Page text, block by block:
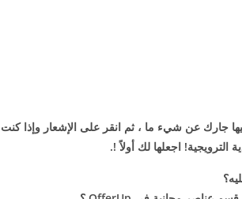
جارك عن شيء ما ، ثم انقر على الإشعار وإذا كنت
اجعلها لك أولاً !.